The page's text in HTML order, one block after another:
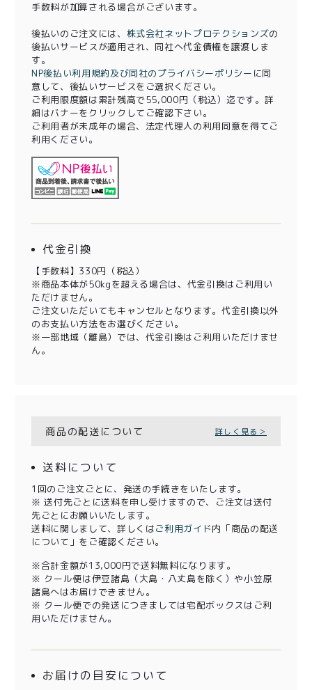
手数料が加算される場合がございます。
後払いのご注文には、 株式会社ネットプロテクションズの
後払いサービスが適用され、同社へ代金債権を譲渡しま
す。
NP後払い利用規約及び同社のプライバシーポリシー に同
意して、後払いサービスをご選択ください。
ご利用限度額は累計残高で55,000円（税込）迄です。詳
細はバナーをクリックしてご確認下さい。
ご利用者が未成年の場合、法定代理人の利用同意を得てご
利用ください。
代金引換
【手数料】330円（税込）
※商品本体が50kgを超える場合は、代金引換はご利用い
ただけません。
ご注文いただいてもキャンセルとなります。代金引換以外
のお支払い方法をお選びください。
※一部地域（離島）では、代金引換はご利用いただけませ
ん。
商品の配送について 詳しく見る＞
送料について
1回のご注文ごとに、発送の手続きをいたします。
※ 送付先ごとに送料を申し受けますので、ご注文は送付
先ごとにお願いいたします。
送料に関しまして、詳しくはご利用ガイド内「商品の配送
について」をご確認ください。
※合計金額が13,000円で送料無料になります。
※ クール便は伊豆諸島（大島・八丈島を除く）や小笠原
諸島へはお届けできません。
※ クール便での発送につきましては宅配ボックスはご利
用いただけません。
お届けの目安について